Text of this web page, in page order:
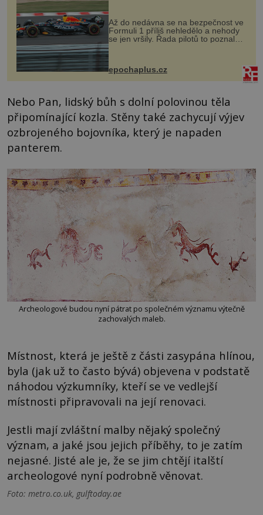
Až do nedávna se na bezpečnost ve
Formuli 1 příliš nehledělo a nehody
se jen vršily. Řada pilotů to poznala
na vlastní kůži, často s trvalými
následky nebo bohužel i ztrátou
života. Dnes nepochopiteln...
epochaplus.cz
Nebo Pan, lidský bůh s dolní polovinou těla
připomínající kozla. Stěny také zachycují výjev
ozbrojeného bojovníka, který je napaden
panterem.
Archeologové budou nyní pátrat po společném významu výtečně
zachovalých maleb.
Místnost, která je ještě z části zasypána hlínou,
byla (jak už to často bývá) objevena v podstatě
náhodou výzkumníky, kteří se ve vedlejší
místnosti připravovali na její renovaci.
Jestli mají zvláštní malby nějaký společný
význam, a jaké jsou jejich příběhy, to je zatím
nejasné. Jisté ale je, že se jim chtějí italští
archeologové nyní podrobně věnovat.
Foto: metro.co.uk, gulftoday.ae